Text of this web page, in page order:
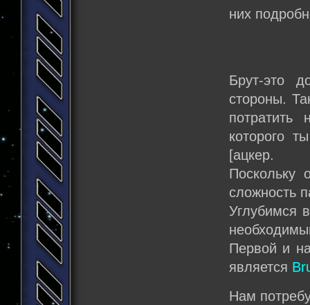
них
Брут-это
стороны.
которого
[ацкер.
Поскольку
сложность
Углубимся
Первой и
является
Нам